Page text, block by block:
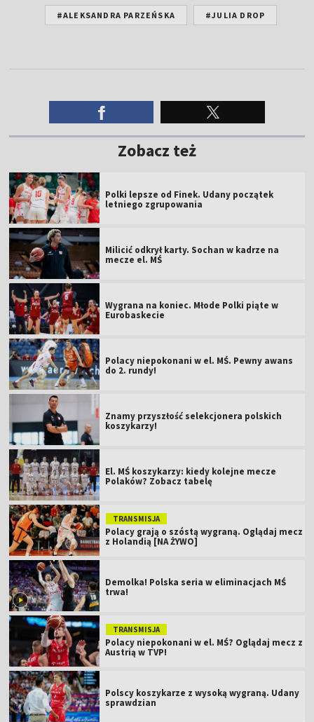
#ALEKSANDRA PARZEŃSKA #JULIA DROP
Zobacz też
Polki lepsze od Finek. Udany początek
letniego zgrupowania
Milicić odkrył karty. Sochan w kadrze na
mecze el. MŚ
Wygrana na koniec. Młode Polki piąte w
Eurobaskecie
Polacy niepokonani w el. MŚ. Pewny awans
do 2. rundy!
Znamy przyszłość selekcjonera polskich
koszykarzy!
El. MŚ koszykarzy: kiedy kolejne mecze
Polaków? Zobacz tabelę
TRANSMISJA
Polacy grają o szóstą wygraną. Oglądaj mecz
z Holandią [NA ŻYWO]
Demolka! Polska seria w eliminacjach MŚ
trwa!
TRANSMISJA
Polacy niepokonani w el. MŚ? Oglądaj mecz z
Austrią w TVP!
Polscy koszykarze z wysoką wygraną. Udany
sprawdzian